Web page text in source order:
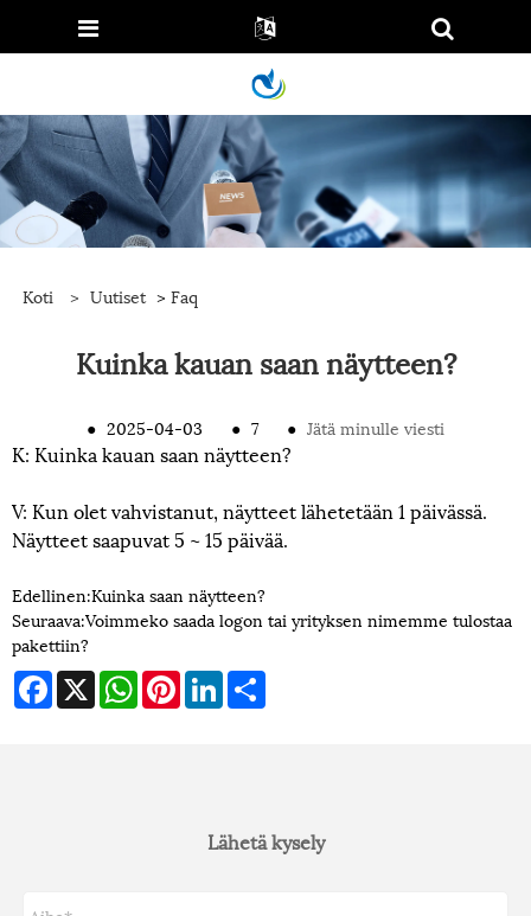
Koti > Uutiset > Faq
Kuinka kauan saan näytteen?
● 2025-04-03 ● 7 ● Jätä minulle viesti
K: Kuinka kauan saan näytteen?
V: Kun olet vahvistanut, näytteet lähetetään 1 päivässä.
Näytteet saapuvat 5 ~ 15 päivää.
Edellinen:Kuinka saan näytteen?
Seuraava:Voimmeko saada logon tai yrityksen nimemme tulostaa
pakettiin?
Facebook
X WhatsAppPinterestLinkedIn
Lähetä kysely